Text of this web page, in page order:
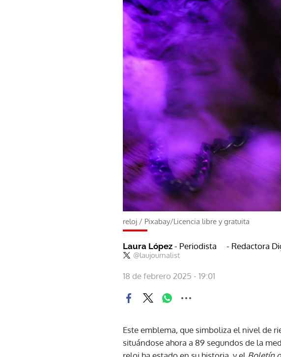
reloj / Pixabay/Licencia libre y gratuita
Laura López - Periodista
@laujournalist
- Redactora
18 de febrero 2025 - 19:01
Este emblema, que simboliza el nivel de
situándose ahora a 89 segundos de la